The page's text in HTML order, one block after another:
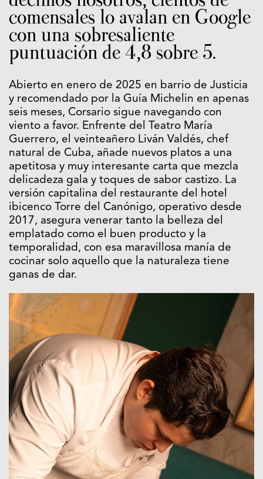
comensales lo avalan en Google
con una sobresaliente
puntuación de 4,8 sobre 5.
Abierto en enero de 2025 en barrio de Justicia
y recomendado por la Guía Michelin en apenas
seis meses, Corsario sigue navegando con
viento a favor. Enfrente del Teatro María
Guerrero, el veinteañero Liván Valdés, chef
natural de Cuba, añade nuevos platos a una
apetitosa y muy interesante carta que mezcla
delicadeza gala y toques de sabor castizo. La
versión capitalina del restaurante del hotel
ibicenco Torre del Canónigo, operativo desde
2017, asegura venerar tanto la belleza del
emplatado como el buen producto y la
temporalidad, con esa maravillosa manía de
cocinar solo aquello que la naturaleza tiene
ganas de dar.